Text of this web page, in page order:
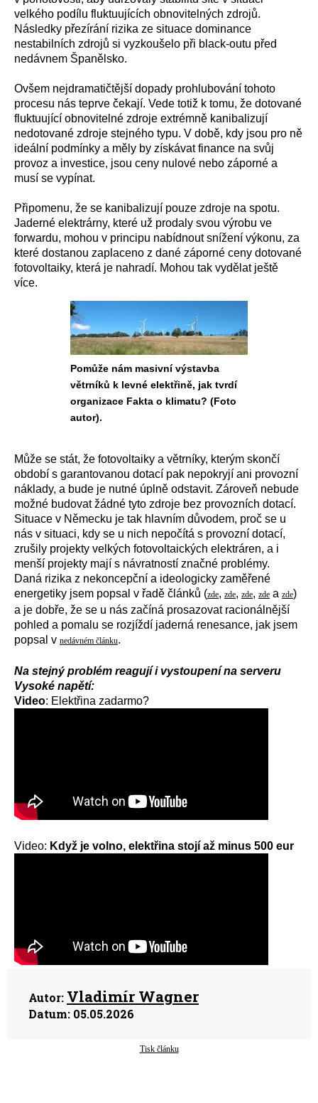
velkého podílu fluktuujících obnovitelných zdrojů.
Následky přezírání rizika ze situace dominance
nestabilních zdrojů si vyzkoušelo při black-outu před
nedávnem Španělsko.
Ovšem nejdramatičtější dopady prohlubování tohoto
procesu nás teprve čekají. Vede totiž k tomu, že dotované
fluktuující obnovitelné zdroje extrémně kanibalizují
nedotované zdroje stejného typu. V době, kdy jsou pro ně
ideální podmínky a měly by získávat finance na svůj
provoz a investice, jsou ceny nulové nebo záporné a
musí se vypínat.
Připomenu, že se kanibalizují pouze zdroje na spotu.
Jaderné elektrárny, které už prodaly svou výrobu ve
forwardu, mohou v principu nabídnout snížení výkonu, za
které dostanou zaplaceno z dané záporné ceny dotované
fotovoltaiky, která je nahradí. Mohou tak vydělat ještě
více.
Pomůže nám masivní výstavba
větrníků k levné elektřině, jak tvrdí
organizace Fakta o klimatu? (Foto
autor).
Může se stát, že fotovoltaiky a větrníky, kterým skončí
období s garantovanou dotací pak nepokryjí ani provozní
náklady, a bude je nutné úplně odstavit. Zároveň nebude
možné budovat žádné tyto zdroje bez provozních dotací.
Situace v Německu je tak hlavním důvodem, proč se u
nás v situaci, kdy se u nich nepočítá s provozní dotací,
zrušily projekty velkých fotovoltaických elektráren, a i
menší projekty mají s návratností značné problémy.
Daná rizika z nekoncepční a ideologicky zaměřené
energetiky jsem popsal v řadě článků (zde, zde, zde, zde a zde)
a je dobře, že se u nás začíná prosazovat racionálnější
pohled a pomalu se rozjíždí jaderná renesance, jak jsem
popsal v nedávném článku.
Na stejný problém reagují i vystoupení na serveru
Vysoké napětí:
Video: Elektřina zadarmo?
Video: Když je volno, elektřina stojí až minus 500 eur
Autor: Vladimír Wagner
Datum: 05.05.2026
Tisk článku